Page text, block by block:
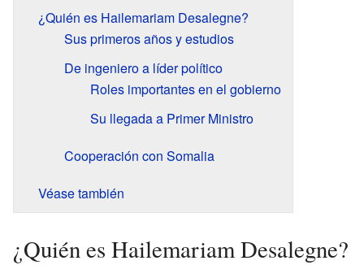
¿Quién es Hailemariam Desalegne?
Sus primeros años y estudios
De ingeniero a líder político
Roles importantes en el gobierno
Su llegada a Primer Ministro
Cooperación con Somalia
Véase también
¿Quién es Hailemariam Desalegne?